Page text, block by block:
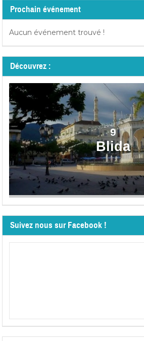
Prochain événement
Aucun événement trouvé !
Découvrez :
9
Blida
Suivez nous sur Facebook !